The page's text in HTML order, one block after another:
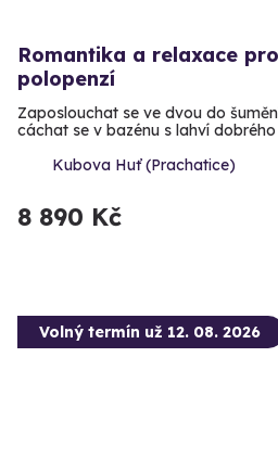
Romantika a relaxace
polopenzí
Zaposlouchat se ve dvou do
cáchat se v bazénu s lahví dobrého
Kubova Huť (Prachatice)
8 890 Kč
Volný termín už 12. 08. 2026